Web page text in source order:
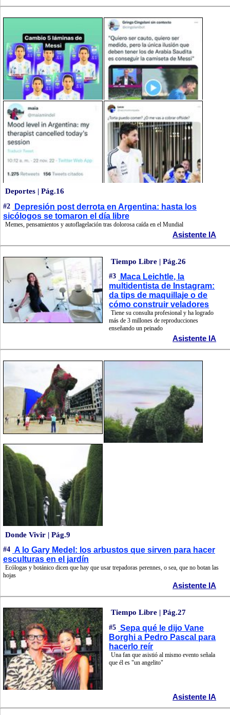
Deportes | Pág.16
#2
Depresión post derrota en Argentina: hasta los
sicólogos se tomaron el día libre
Memes, pensamientos y autoflagelación tras dolorosa caída en el Mundial
Asistente IA
Tiempo Libre | Pág.26
#3
Maca Leichtle, la
multidentista de Instagram:
da tips de maquillaje o de
cómo construir veladores
Tiene su consulta profesional y ha logrado
más de 3 millones de reproducciones
enseñando un peinado
Asistente IA
Donde Vivir | Pág.9
#4 A lo Gary Medel: los arbustos que sirven para hacer
esculturas en el jardín
Ecólogas y botánico dicen que hay que usar trepadoras perennes, o sea, que no botan las
hojas
Asistente IA
Tiempo Libre | Pág.27
#5 Sepa qué le dijo Vane
Borghi a Pedro Pascal para
hacerlo reír
Una fan que asistió al mismo evento señala
que él es "un angelito"
Asistente IA